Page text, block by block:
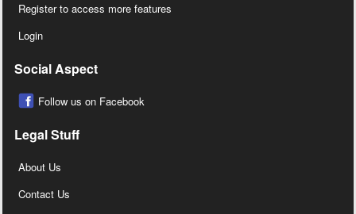
Register to access more features
Login
Social Aspect
Follow us on Facebook
Legal Stuff
About Us
Contact Us